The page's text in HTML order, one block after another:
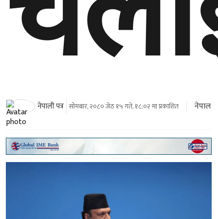
नेपाली पत्र सोमबार, २०८० जेठ १५ गते, १८:०२ मा प्रकाशित नेपाल